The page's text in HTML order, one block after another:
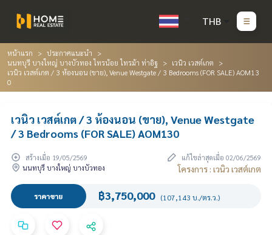
THB
หน้าแรก
ประกาศแนะนำ
นนทบุรี บางใหญ่ บางบัวทอง ไทรน้อย ไทรม้า ท่าอิฐ
เวนิว เวสต์เกต
เวนิว เวสต์เกต / 3 ห้องนอน (ขาย), Venue Westgate / 3 Bedrooms (FOR SALE) AOM13
0
เวนิว เวสต์เกต / 3 ห้องนอน (ขาย), Venue Westgate
/ 3 Bedrooms (FOR SALE) AOM130
สร้างเมื่อ 19/05/2569
แก้ไขล่าสุดเมื่อ 02/06/2569
นนทบุรี บางใหญ่ บางบัวทอง
โครงการ : เวนิว เวสต์เกต
ราคาขาย ฿3,750,000 (107,143 บ./ตร.ว.)